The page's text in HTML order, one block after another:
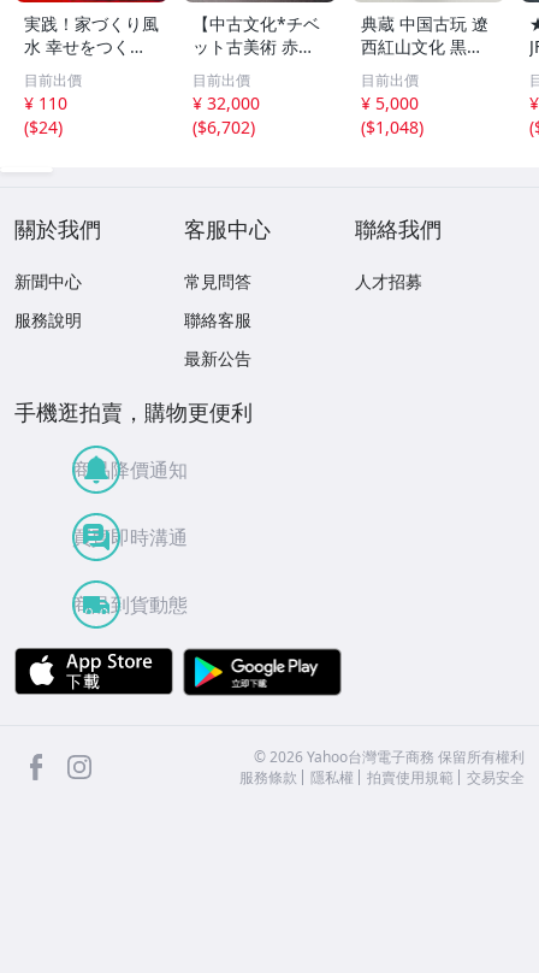
実践！家づくり風
水 幸せをつくる
家とインテリア/
浅野八郎(著者)
目前出價
¥ 110
($24)
【中古文化*チベ
ット古美術 赤縞
天眼瑪瑙丸珠 天
地天珠組み合わせ
ブレスレット 縞
瑪瑙 古玩 アンテ
目前出價
¥ 32,000
($6,702)
典蔵 中国古玩 遼
西紅山文化 黒曜
石 黒皮玉 太陽神
祈祷像 唐物 骨董
品 古美術 古玉 彫
刻 時代物 魔除け
目前出價
¥ 5,000
($1,048)
(
關於我們
新聞中心
服務說明
客服中心
常見問答
聯絡客服
最新公告
聯絡我們
人才招募
手機逛拍賣，購物更便利
商品降價通知
買賣即時溝通
商品到貨動態
APP Store
facebook ©2026 Yahoo台灣電子商務 保留所有權利
服務條款
隱私權 拍賣使用規範 交易安全